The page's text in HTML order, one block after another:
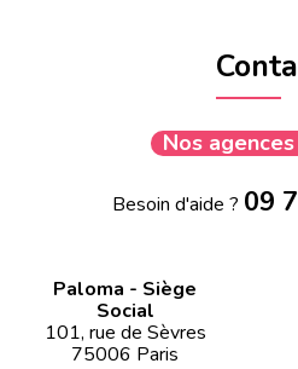
Nos
Besoin d'aide ? 09
Paloma - Siège
Social
101, rue de Sèvres
75006 Paris